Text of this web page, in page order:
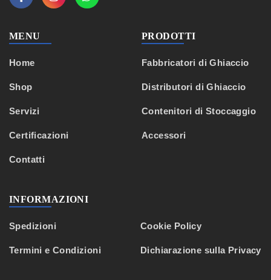
MENU
Home
Shop
Servizi
Certificazioni
Contatti
PRODOTTI
Fabbricatori di Ghiaccio
Distributori di Ghiaccio
Contenitori di Stoccaggio
Accessori
INFORMAZIONI
Spedizioni
Termini e Condizioni
Cookie Policy
Dichiarazione sulla Privacy